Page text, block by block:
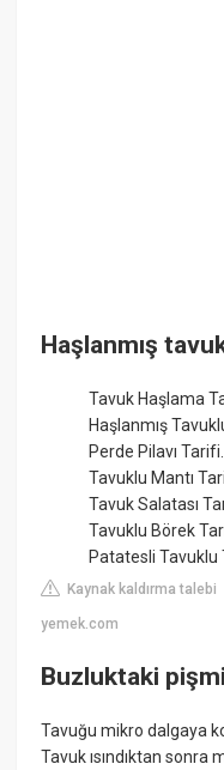
Haşlanmış
Tavuk Haşlama
Haşlanmış
Perde Pilavı Tarifi.
Tavuklu Mantı
Tavuk Salatası
Tavuklu Börek
Patatesli Tavuklu
Kaynak kaldırma talebi
yemek.com
Buzluktaki
Tavuğu mikro dalgaya
Tavuk ısındıktan sonra